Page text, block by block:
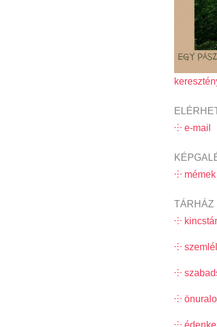
⸭ e-mail
⸭ mémek
TÁRHÁZ
⸭ kincstár
⸭
⸭
⸭